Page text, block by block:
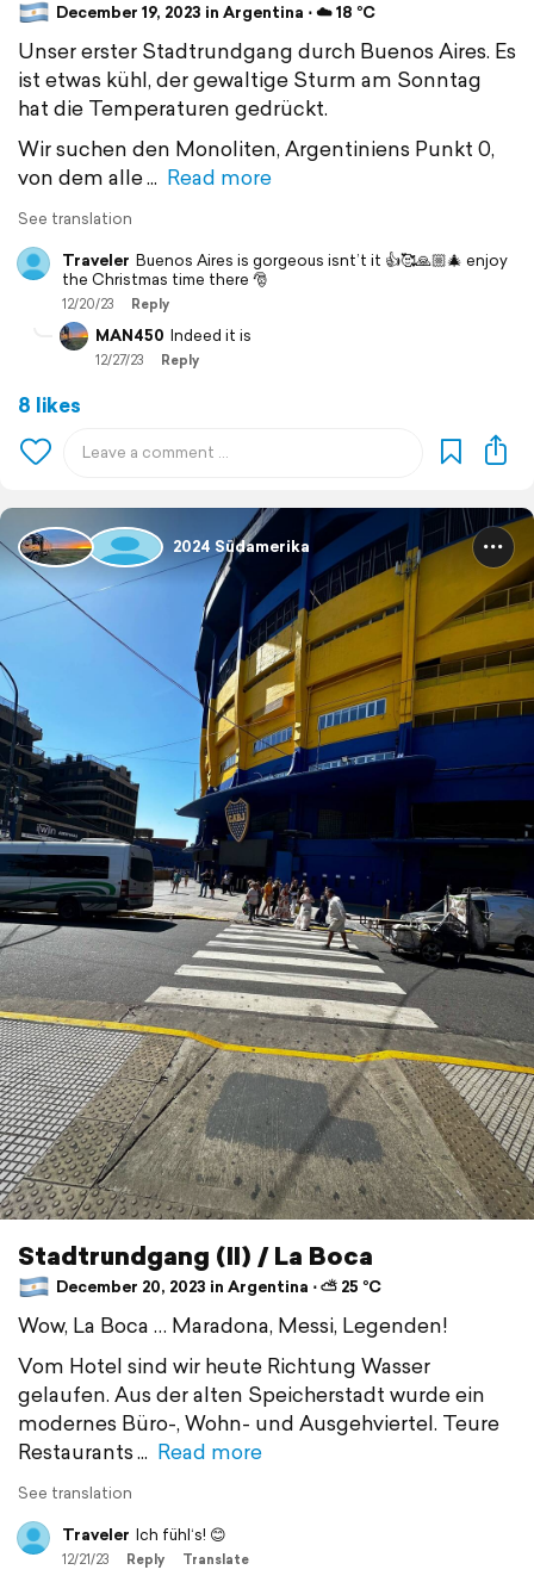
December 19, 2023 in Argentina ⋅ ☁️ 18 °C
Unser erster Stadtrundgang durch Buenos Aires. Es
ist etwas kühl, der gewaltige Sturm am Sonntag
hat die Temperaturen gedrückt.
Wir suchen den Monoliten, Argentiniens Punkt 0,
von dem alle
Read more
See translation
Traveler Buenos Aires is gorgeous isnt’t it 👍🥰🙏🏼🎄 enjoy
the Christmas time there 🎅
12/20/23 Reply
MAN450 Indeed it is
12/27/23 Reply
8 likes
2024 Südamerika
Stadtrundgang (II) / La Boca
December 20, 2023 in Argentina ⋅ ⛅ 25 °C
Wow, La Boca … Maradona, Messi, Legenden!
Vom Hotel sind wir heute Richtung Wasser
gelaufen. Aus der alten Speicherstadt wurde ein
modernes Büro-, Wohn- und Ausgehviertel. Teure
Restaurants
Read more
See translation
Traveler Ich fühl‘s! 😊
12/21/23 Reply Translate